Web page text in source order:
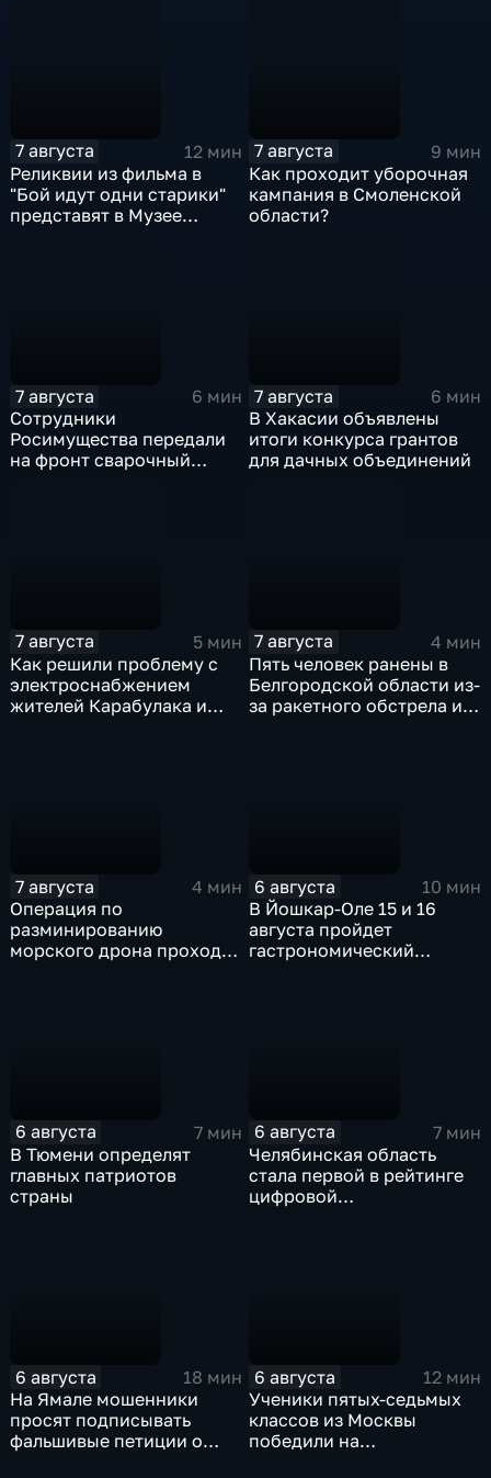
7 августа
12 мин
Реликвии из фильма в
"Бой идут одни старики"
представят в Музее
7 августа
9 мин
Как проходит уборочная
кампания в Смоленской
области?
7 августа
6 мин
Сотрудники
Росимущества передали
на фронт сварочный
7 августа
6 мин
В Хакасии объявлены
итоги конкурса грантов
для дачных объединений
7 августа
5 мин
Как решили проблему с
электроснабжением
жителей Карабулака и
7 августа
4 мин
Пять человек ранены в
Белгородской области из-
за ракетного обстрела и
7 августа
4 мин
Операция по
разминированию
морского дрона проходит
6 августа
10 мин
В Йошкар-Оле 15 и 16
августа пройдет
гастрономический
6 августа
7 мин
В Тюмени определят
главных патриотов
страны
6 августа
7 мин
Челябинская область
стала первой в рейтинге
цифровой
6 августа
18 мин
На Ямале мошенники
просят подписывать
фальшивые петиции о
6 августа
12 мин
Ученики пятых-седьмых
классов из Москвы
победили на